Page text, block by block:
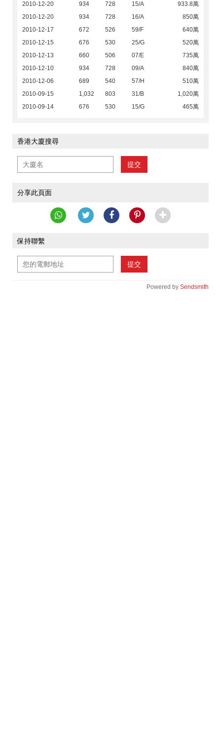
2010-12-20
934 728 15/A
933.8萬
2010-12-20
934 728 16/A
850萬
2010-12-17
672 526 59/F
640萬
2010-12-15
676 530 25/G
520萬
2010-12-13
660 506 07/E
735萬
2010-12-10
934 728 09/A
840萬
2010-12-06
689 540 57/H
510萬
2010-09-15
1,032 803 31/B
1,020萬
2010-09-14
676 530 15/G 465萬
香港大廈搜尋
提交
分享此頁面
保持聯繫
提交
Powered by Sendsmith